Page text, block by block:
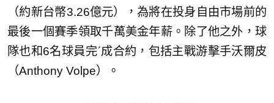
（約新台幣3.26億元），為將在投身自由市場前的
最後一個賽季領取千萬美金年薪。除了他之外，球
隊也和6名球員完ˊ成合約，包括主戰游擊手沃爾皮
（Anthony Volpe）。